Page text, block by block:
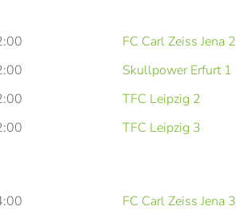
FC Carl Zeiss Jena 2
Skullpower Erfurt 1
TFC Leipzig 2
TFC Leipzig 3
FC Carl Zeiss Jena 3